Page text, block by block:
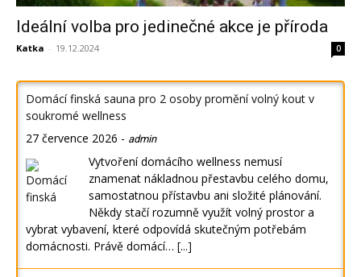
Ideální volba pro jedinečné akce je příroda
Katka - 19.12.2024 0
Domácí finská sauna pro 2 osoby promění volný kout v
soukromé wellness
27 července 2026 - admin
Vytvoření domácího wellness nemusí
znamenat nákladnou přestavbu celého domu,
samostatnou přístavbu ani složité plánování.
Někdy stačí rozumně využít volný prostor a
vybrat vybavení, které odpovídá skutečným potřebám
domácnosti. Právě domácí… [...]